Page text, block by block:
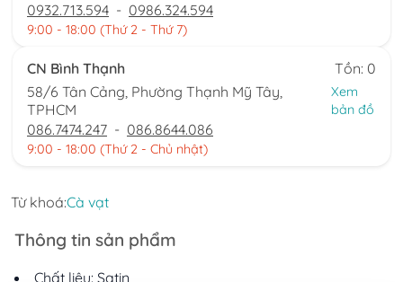
0932.713.594 - 0986.324.594
9:00 - 18:00 (Thứ 2 - Thứ 7)
CN Bình Thạnh
Tồn: 0
58/6 Tân Cảng, Phường Thạnh Mỹ Tây,
TPHCM
Xem
bản đồ
086.7474.247 - 086.8644.086
9:00 - 18:00 (Thứ 2 - Chủ nhật)
Từ khoá:Cà vạt
Thông tin sản phẩm
Chất liệu: Satin